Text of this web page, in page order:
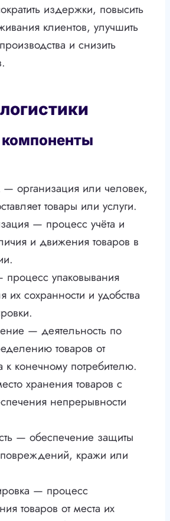
издержки, повысить
клиентов, улучшить
и снизить
— организация или человек,
товары или услуги.
— процесс учёта и
и движения товаров в
процесс упаковывания
их сохранности и удобства
— деятельность по
товаров от
к конечному потребителю.
хранения товаров с
непрерывности
— обеспечение защиты
повреждений, кражи или
— процесс
товаров от места их